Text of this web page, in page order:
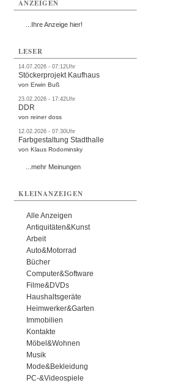
ANZEIGEN
...Ihre Anzeige hier!
LESER
14.07.2026 - 07:12Uhr
Stöckerprojekt Kaufhaus
von Erwin Buß
23.02.2026 - 17:42Uhr
DDR
von reiner doss
12.02.2026 - 07:30Uhr
Farbgestaltung Stadthalle
von Klaus Rodominsky
...mehr Meinungen
KLEINANZEIGEN
Alle Anzeigen
Antiquitäten&Kunst
Arbeit
Auto&Motorrad
Bücher
Computer&Software
Filme&DVDs
Haushaltsgeräte
Heimwerker&Garten
Immobilien
Kontakte
Möbel&Wohnen
Musik
Mode&Bekleidung
PC-&Videospiele